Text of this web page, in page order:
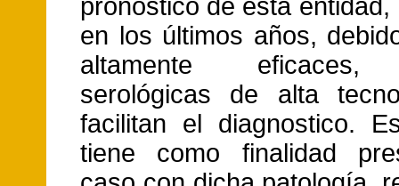
pronóstico de esta entidad,
en los últimos años,
altamente eficaces,
serológicas de alta
facilitan el diagnostico.
tiene como finalidad